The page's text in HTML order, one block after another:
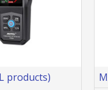
products)